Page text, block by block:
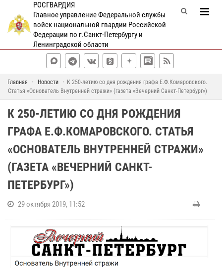
РОСГВАРДИЯ
Главное управление Федеральной службы
войск национальной гвардии Российской
Федерации по г.Санкт-Петербургу и
Ленинградской области
Главная Новости
К 250-летию со дня рождения графа Е.Ф.Комаровского.
Статья «Основатель Внутренней стражи» (газета «Вечерний Санкт-Петербург»)
К 250-ЛЕТИЮ СО ДНЯ РОЖДЕНИЯ
ГРАФА Е.Ф.КОМАРОВСКОГО. СТАТЬЯ
«ОСНОВАТЕЛЬ ВНУТРЕННЕЙ СТРАЖИ»
(ГАЗЕТА «ВЕЧЕРНИЙ САНКТ-
ПЕТЕРБУРГ»)
29 октября 2019, 11:52